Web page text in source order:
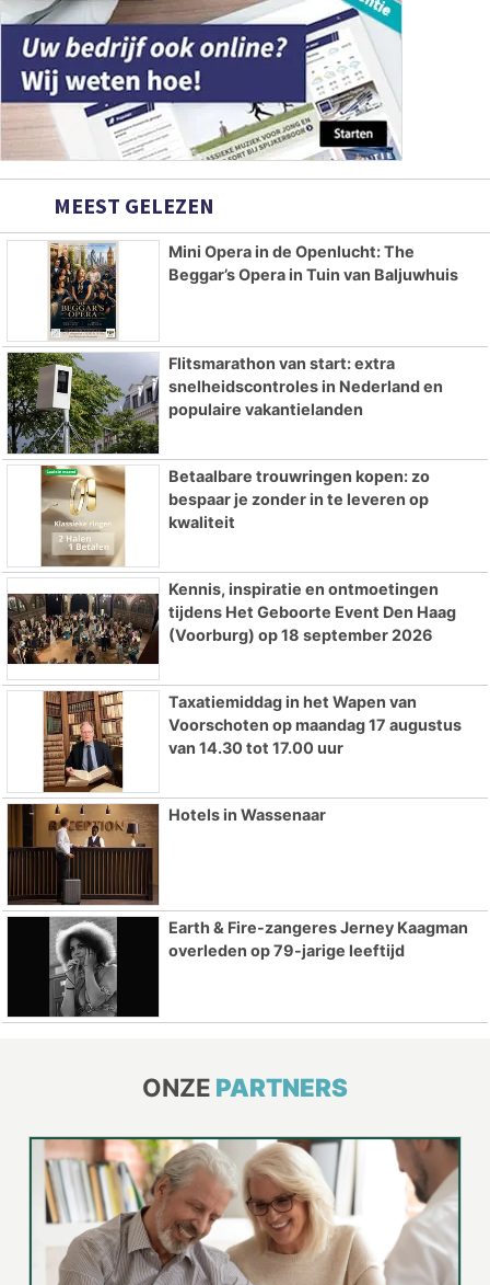
MEEST GELEZEN
Mini Opera in de Openlucht: The
Beggar’s Opera in Tuin van Baljuwhuis
Flitsmarathon van start: extra
snelheidscontroles in Nederland en
populaire vakantielanden
Betaalbare trouwringen kopen: zo
bespaar je zonder in te leveren op
kwaliteit
Kennis, inspiratie en ontmoetingen
tijdens Het Geboorte Event Den Haag
(Voorburg) op 18 september 2026
Taxatiemiddag in het Wapen van
Voorschoten op maandag 17 augustus
van 14.30 tot 17.00 uur
Hotels in Wassenaar
Earth & Fire-zangeres Jerney Kaagman
overleden op 79-jarige leeftijd
ONZE PARTNERS